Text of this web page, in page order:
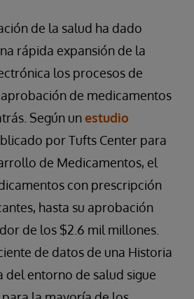
de la salud ha dado
rápida expansión de la
los procesos de
de medicamentos
Según unestudio
por Tufts Center para
de Medicamentos, el
con prescripción
hasta su aprobación
de los $2.6 mil millones.
de datos de una Historia
del entorno de salud sigue